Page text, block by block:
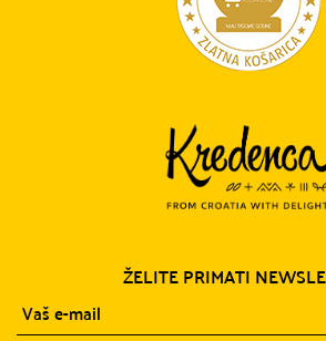
ŽELITE PRIMATI